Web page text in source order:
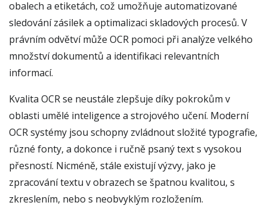
obalech a etiketách, což umožňuje automatizované
sledování zásilek a optimalizaci skladových procesů. V
právním odvětví může OCR pomoci při analýze velkého
množství dokumentů a identifikaci relevantních
informací.
Kvalita OCR se neustále zlepšuje díky pokrokům v
oblasti umělé inteligence a strojového učení. Moderní
OCR systémy jsou schopny zvládnout složité typografie,
různé fonty, a dokonce i ručně psaný text s vysokou
přesností. Nicméně, stále existují výzvy, jako je
zpracování textu v obrazech se špatnou kvalitou, s
zkreslením, nebo s neobvyklým rozložením.